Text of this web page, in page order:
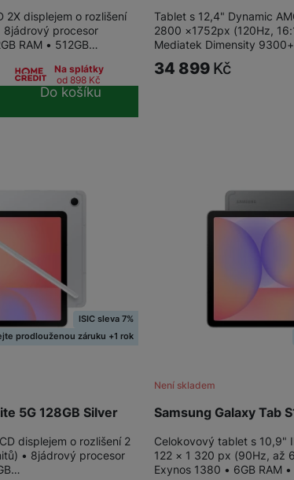
2X displejem o rozlišení
8jádrový procesor
RAM • 512GB…
Na splátky
od 898 Kč
Do košíku
Tablet s 12,4" Dynamic
2800 ×1752px (120Hz,
Mediatek Dimensity
34 899 Kč
5G 128GB Silver
ISIC sleva 7%
prodlouženou záruku +1 rok
displejem o rozlišení 2
• 8jádrový procesor
Samsung Galaxy Tab
Není skladem
Celokovový tablet s 10,9"
122 × 1 320 px (90Hz, až
Exynos 1380 • 6GB RAM